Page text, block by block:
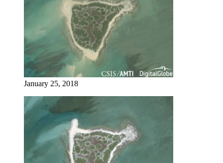
January 25, 2018